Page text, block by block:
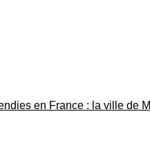
en France : la ville de